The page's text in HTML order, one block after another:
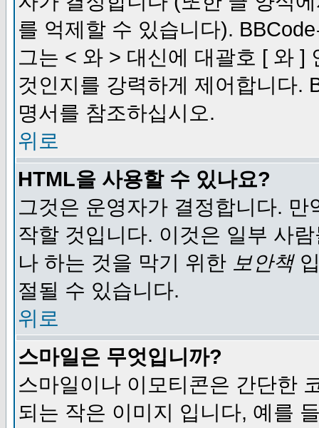
를 억제할 수 있습니다).
그는 < 와 > 대신에 대괄호 [ 와 ]
것인지를 강력하게 제어합니다.
명서를 참조하십시오.
위로
HTML을 사용할 수 있나요?
그것은 운영자가 결정합니다.
작할 것입니다. 이것은 일부 사
나 하는 것을 막기 위한 보안책
절될 수 있습니다.
위로
스마일은 무엇입니까?
스마일이나 이모티콘은 간단한
되는 작은 이미지 입니다, 예를